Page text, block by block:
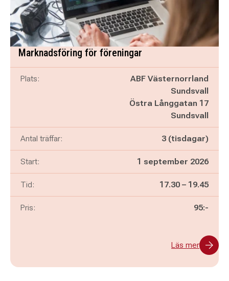
Marknadsföring för föreningar
Plats:
ABF Västernorrland
Sundsvall
Östra Långgatan 17
Sundsvall
Antal träffar: 3 (tisdagar)
Start: 1 september 2026
Tid: Pågår mellan
17.30 – och
19.45
Pris: 95:-
Läs mer